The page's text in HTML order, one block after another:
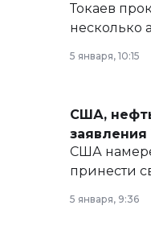
Токаев
несколько
армии,
5 января, 10:15
США,
США
принести
5 января, 9:36